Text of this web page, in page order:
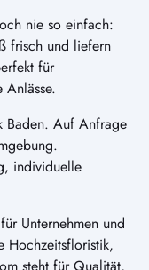
nie so einfach:
frisch und liefern
für
Anlässe.
Baden. Auf Anfrage
individuelle
Unternehmen und
Hochzeitsfloristik,